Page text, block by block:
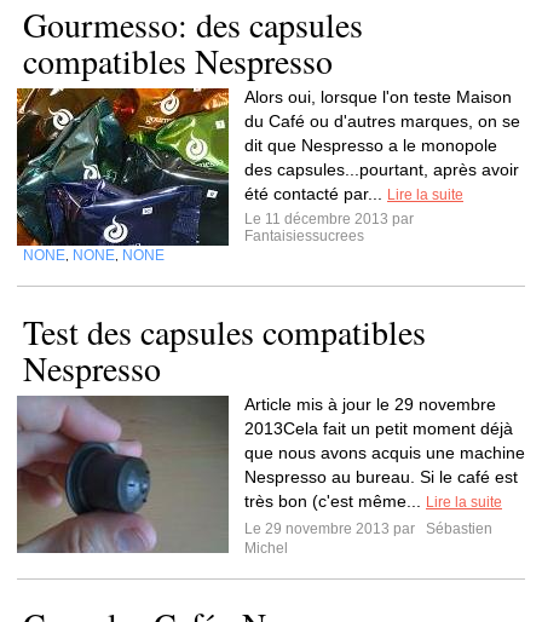
Gourmesso: des capsules
compatibles Nespresso
Alors oui, lorsque l'on teste Maison
du Café ou d'autres marques, on se
dit que Nespresso a le monopole
des capsules...pourtant, après avoir
été contacté par...
Lire la suite
Le 11 décembre 2013 par
Fantaisiessucrees
NONE NONE NONE
Test des capsules compatibles
Nespresso
Article mis à jour le 29 novembre
2013Cela fait un petit moment déjà
que nous avons acquis une machine
Nespresso au bureau. Si le café est
très bon (c'est même...
Lire la suite
Le 29 novembre 2013 par
Sébastien
Michel